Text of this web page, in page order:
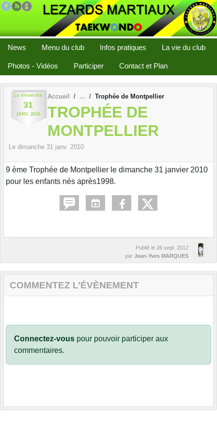
News Menu du club Infos pratiques La vie du club
Photos - Vidéos Participer Contact et Plan
Le dimanche
31
JANV. 2010
Accueil Trophée de Montpellier
TROPHÉE DE
MONTPELLIER
Le dimanche 31 janv. 2010
9 ème Trophée de Montpellier le dimanche 31 janvier 2010
pour les enfants nés après1998.
Publié le 26 sept. 2012
par Jean-Yves MARQUES
COMMENTEZ L’ÉVÈNEMENT
Connectez-vous pour pouvoir participer aux
commentaires.
Panneau de gestion des cookies